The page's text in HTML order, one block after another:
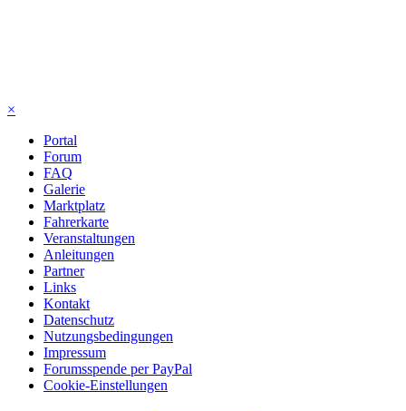
×
Portal
Forum
FAQ
Galerie
Marktplatz
Fahrerkarte
Veranstaltungen
Anleitungen
Partner
Links
Kontakt
Datenschutz
Nutzungsbedingungen
Impressum
Forumsspende per PayPal
Cookie-Einstellungen